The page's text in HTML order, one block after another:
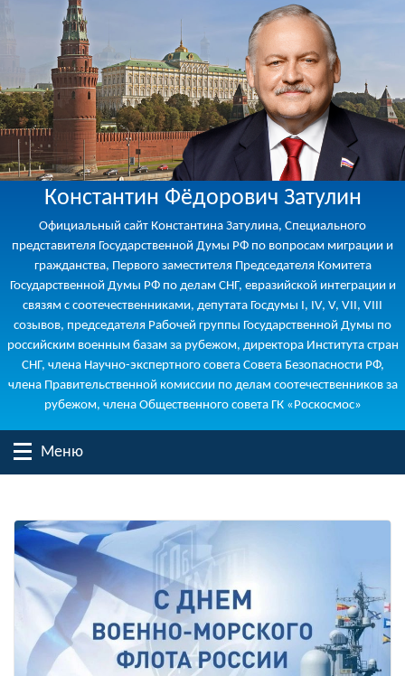
Константин Фёдорович Затулин
Официальный сайт Константина Затулина, Специального
представителя Государственной Думы РФ по вопросам миграции и
гражданства, Первого заместителя Председателя Комитета
Государственной Думы РФ по делам СНГ, евразийской интеграции и
связям с соотечественниками, депутата Госдумы I, IV, V, VII, VIII
созывов, председателя Рабочей группы Государственной Думы по
российским военным базам за рубежом, директора Института стран
СНГ, члена Научно-экспертного совета Совета Безопасности РФ,
члена Правительственной комиссии по делам соотечественников за
рубежом, члена Общественного совета ГК «Роскосмос»
Меню